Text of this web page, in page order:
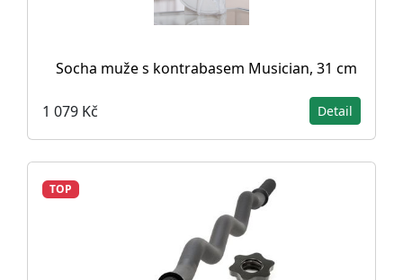
Socha muže s kontrabasem Musician, 31 cm
1 079 Kč Detail
TOP